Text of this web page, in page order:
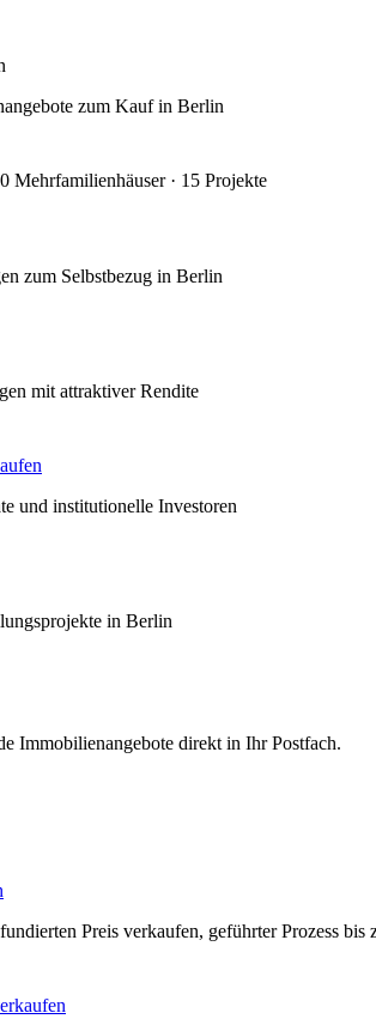
zum Kauf in Berlin
Mehrfamilienhäuser · 15 Projekte
zum Selbstbezug in Berlin
mit attraktiver Rendite
und institutionelle Investoren
in Berlin
Immobilienangebote direkt in Ihr Postfach.
Preis verkaufen, geführter Prozess bis